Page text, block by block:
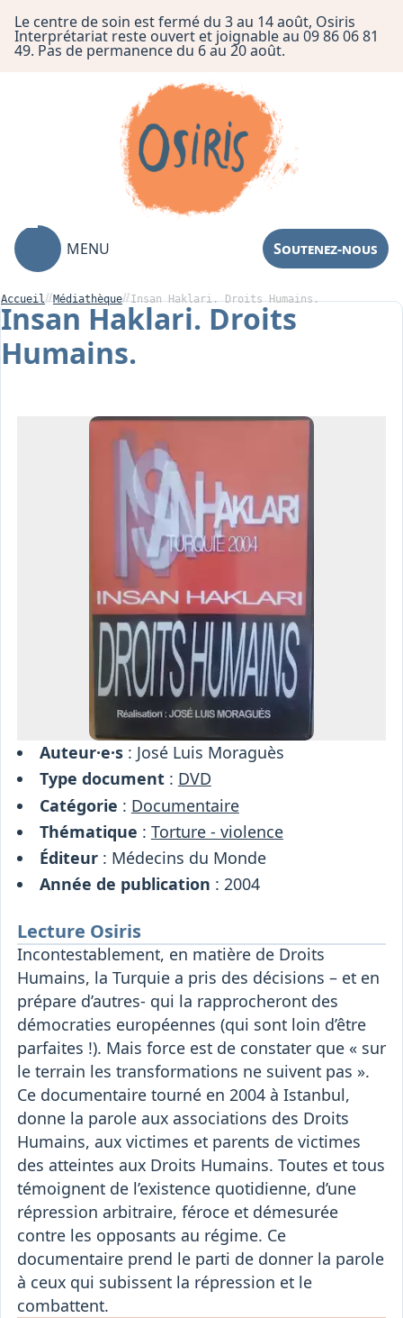
Le centre de soin est fermé du 3 au 14 août, Osiris
Interprétariat reste ouvert et joignable au 09 86 06 81
49. Pas de permanence du 6 au 20 août.
MENU Soutenez-nous
Association
Interprétariat
Accueil Médiathèque Insan Haklari. Droits Humains.
Insan Haklari. Droits
Humains.
Auteur·e·s: José Luis Moraguès
Type document: DVD
Catégorie : Documentaire
Thématique : Torture - violence
Éditeur: Médecins du Monde
Année de publication : 2004
Lecture Osiris
Incontestablement, en matière de Droits
Humains, la Turquie a pris des décisions – et en
prépare d’autres- qui la rapprocheront des
démocraties européennes (qui sont loin d’être
parfaites !). Mais force est de constater que « sur
le terrain les transformations ne suivent pas ».
Ce documentaire tourné en 2004 à Istanbul,
donne la parole aux associations des Droits
Humains, aux victimes et parents de victimes
des atteintes aux Droits Humains. Toutes et tous
témoignent de l’existence quotidienne, d’une
répression arbitraire, féroce et démesurée
contre les opposants au régime. Ce
documentaire prend le parti de donner la parole
à ceux qui subissent la répression et le
combattent.